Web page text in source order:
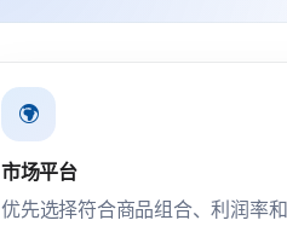
市场平台
优先选择符合商品组合、利润率